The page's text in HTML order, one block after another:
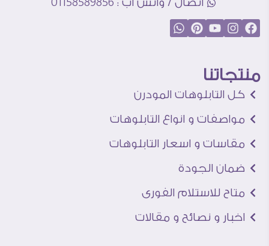
منتجاتنا
كل التابلوهات المودرن
مواصفات و انواع التابلوهات
مقاسات و اسعار التابلوهات
ضمان الجودة
متاح للاستلام الفورى
اخبار و نصائح و مقالات